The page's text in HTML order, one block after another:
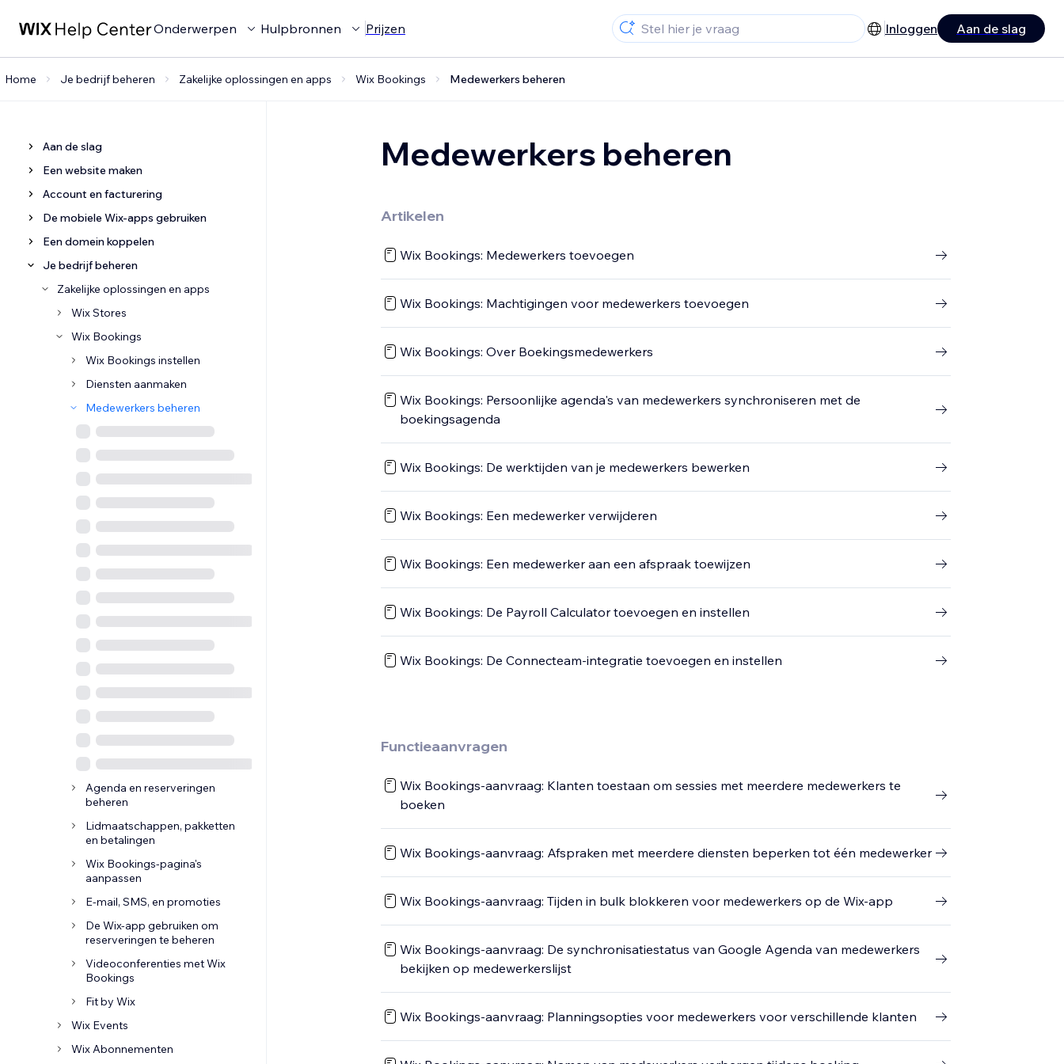
Onderwerpen Hulpbronnen Prijzen Inloggen Aan de slag
Home Je bedrijf beheren Zakelijke oplossingen en apps Wix Bookings Medewerkers beheren
Aan de slag
Een website maken
Account en facturering
De mobiele Wix-apps gebruiken
Een domein koppelen
Je bedrijf beheren
Zakelijke oplossingen en apps
Wix Stores
Wix Bookings
Wix Bookings instellen
Diensten aanmaken
Medewerkers beheren
Agenda en reserveringen
beheren
Lidmaatschappen, pakketten
en betalingen
Wix Bookings-pagina's
aanpassen
E-mail, SMS, en promoties
De Wix-app gebruiken om
reserveringen te beheren
Videoconferenties met Wix
Bookings
Fit by Wix
Wix Events
Wix Abonnementen
Medewerkers beheren
Artikelen
Wix Bookings: Medewerkers toevoegen
Wix Bookings: Machtigingen voor medewerkers toevoegen
Wix Bookings: Over Boekingsmedewerkers
Wix Bookings: Persoonlijke agenda's van medewerkers synchroniseren met de
boekingsagenda
Wix Bookings: De werktijden van je medewerkers bewerken
Wix Bookings: Een medewerker verwijderen
Wix Bookings: Een medewerker aan een afspraak toewijzen
Wix Bookings: De Payroll Calculator toevoegen en instellen
Wix Bookings: De Connecteam-integratie toevoegen en instellen
Functieaanvragen
Wix Bookings-aanvraag: Klanten toestaan om sessies met meerdere medewerkers te
boeken
Wix Bookings-aanvraag: Afspraken met meerdere diensten beperken tot één medewerker
Wix Bookings-aanvraag: Tijden in bulk blokkeren voor medewerkers op de Wix-app
Wix Bookings-aanvraag: De synchronisatiestatus van Google Agenda van medewerkers
bekijken op medewerkerslijst
Wix Bookings-aanvraag: Planningsopties voor medewerkers voor verschillende klanten